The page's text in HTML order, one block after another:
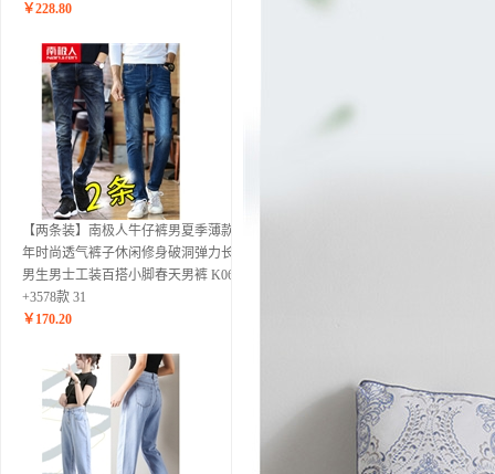
￥228.80
【两条装】南极人牛仔裤男夏季薄款青
年时尚透气裤子休闲修身破洞弹力长裤
男生男士工装百搭小脚春天男裤 K06款
+3578款 31
￥ 170.20